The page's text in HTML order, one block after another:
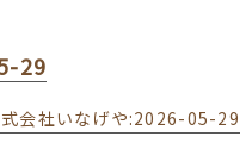
29
会社いなげや:2026-05-29